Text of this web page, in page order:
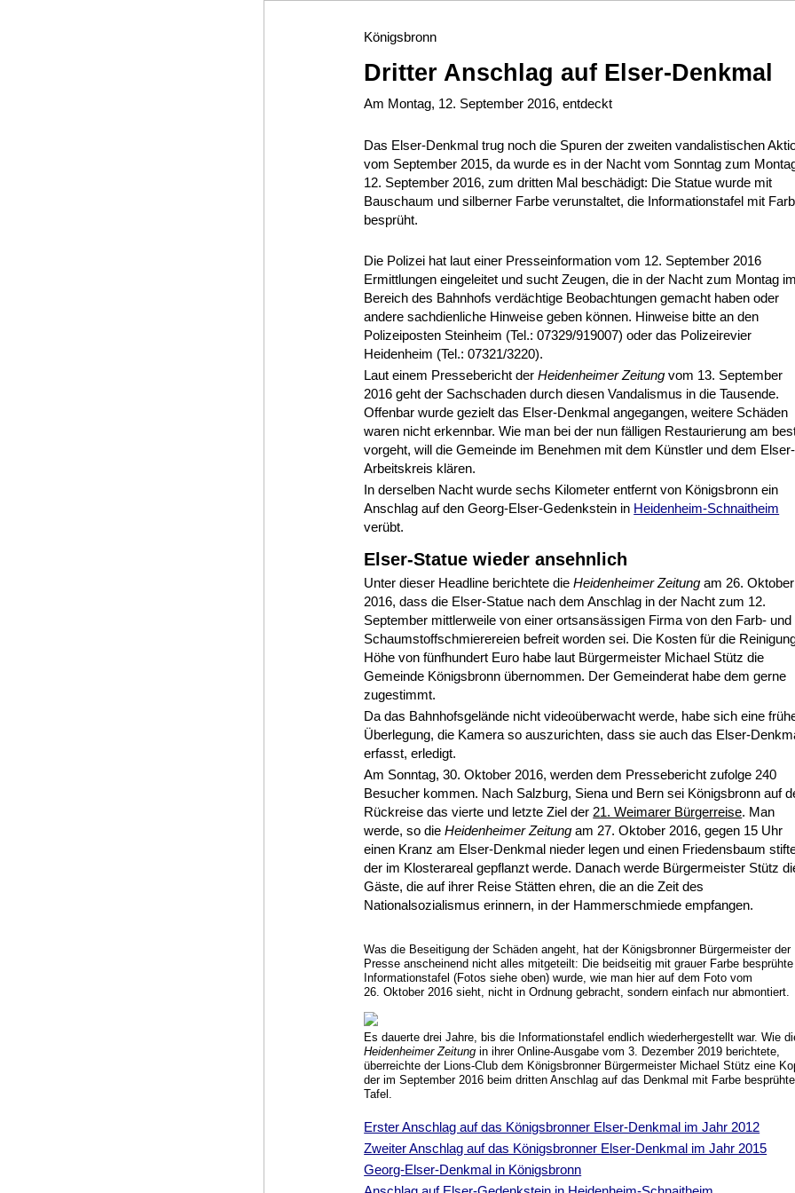
Königsbronn
Dritter Anschlag auf Elser-Denkmal
Am Montag, 12. September 2016, entdeckt
Das Elser-Denkmal trug noch die Spuren der zweiten vandalistischen
vom September 2015, da wurde es in der Nacht vom Sonntag zum
12. September 2016, zum dritten Mal beschädigt: Die Statue wurde mit
Bauschaum und silberner Farbe verunstaltet, die Informationstafel mit
besprüht.
Die Polizei hat laut einer Presseinformation vom 12. September 2016
Ermittlungen eingeleitet und sucht Zeugen, die in der Nacht zum Montag im
Bereich des Bahnhofs verdächtige Beobachtungen gemacht haben oder
andere sachdienliche Hinweise geben können. Hinweise bitte an den
Polizeiposten Steinheim (Tel.: 07329/919007) oder das Polizeirevier
Heidenheim (Tel.: 07321/3220).
Laut einem Pressebericht derHeidenheimer Zeitung vom 13. September
2016 geht der Sachschaden durch diesen Vandalismus in die Tausende.
Offenbar wurde gezielt das Elser-Denkmal angegangen, weitere Schäden
waren nicht erkennbar. Wie man bei der nun fälligen Restaurierung am
vorgeht, will die Gemeinde im Benehmen mit dem Künstler und dem Elser-
Arbeitskreis klären.
In derselben Nacht wurde sechs Kilometer entfernt von Königsbronn ein
Anschlag auf den Georg-Elser-Gedenkstein in Heidenheim-Schnaitheim
verübt.
Elser-Statue wieder ansehnlich
Unter dieser Headline berichtete dieHeidenheimer Zeitung am 26. Oktober
2016, dass die Elser-Statue nach dem Anschlag in der Nacht zum 12.
September mittlerweile von einer ortsansässigen Firma von den Farb- und
Schaumstoffschmierereien befreit worden sei. Die Kosten für die
Höhe von fünfhundert Euro habe laut Bürgermeister Michael Stütz die
Gemeinde Königsbronn übernommen. Der Gemeinderat habe dem gerne
zugestimmt.
Da das Bahnhofsgelände nicht videoüberwacht werde, habe sich eine
Überlegung, die Kamera so auszurichten, dass sie auch das Elser-
erfasst, erledigt.
Am Sonntag, 30. Oktober 2016, werden dem Pressebericht zufolge 240
Besucher kommen. Nach Salzburg, Siena und Bern sei Königsbronn auf
Rückreise das vierte und letzte Ziel der 21. Weimarer Bürgerreise. Man
werde, so dieHeidenheimer Zeitung am 27. Oktober 2016, gegen 15 Uhr
einen Kranz am Elser-Denkmal nieder legen und einen Friedensbaum
der im Klosterareal gepflanzt werde. Danach werde Bürgermeister Stütz
Gäste, die auf ihrer Reise Stätten ehren, die an die Zeit des
Nationalsozialismus erinnern, in der Hammerschmiede empfangen.
Was die Beseitigung der Schäden angeht, hat der Königsbronner Bürgermeister der
Presse anscheinend nicht alles mitgeteilt: Die beidseitig mit grauer Farbe besprühte
Informationstafel (Fotos siehe oben) wurde, wie man hier auf dem Foto vom
26. Oktober 2016 sieht, nicht in Ordnung gebracht, sondern einfach nur abmontiert.
Es dauerte drei Jahre, bis die Informationstafel endlich wiederhergestellt war. Wie
Heidenheimer Zeitung in ihrer Online-Ausgabe vom 3. Dezember 2019 berichtete,
überreichte der Lions-Club dem Königsbronner Bürgermeister Michael Stütz eine
der im September 2016 beim dritten Anschlag auf das Denkmal mit Farbe
Tafel.
Erster Anschlag auf das Königsbronner Elser-Denkmal im Jahr 2012
Zweiter Anschlag auf das Königsbronner Elser-Denkmal im Jahr 2015
Georg-Elser-Denkmal in Königsbronn